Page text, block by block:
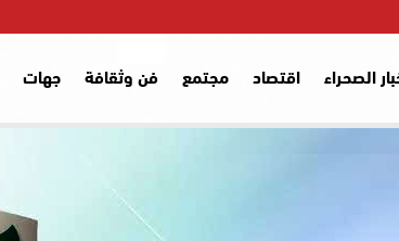
الصحراء اقتصاد مجتمع فن وثقافة جهات